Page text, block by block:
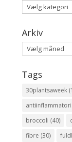
Kategorier
Arkiv
Arkiv
Tags
30plantsaweek
broccoli (40)
fibre (30)